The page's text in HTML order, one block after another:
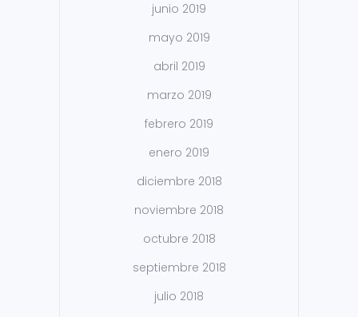
junio 2019
mayo 2019
abril 2019
marzo 2019
febrero 2019
enero 2019
diciembre 2018
noviembre 2018
octubre 2018
septiembre 2018
julio 2018